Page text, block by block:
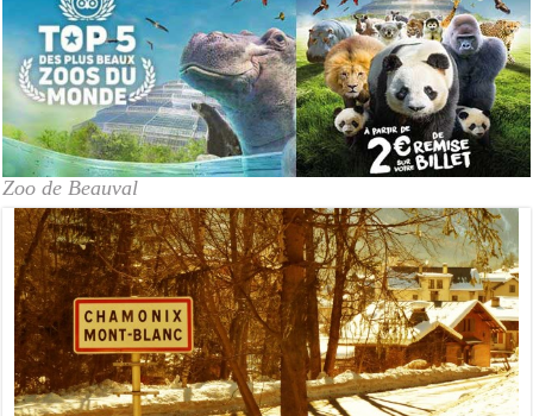
Zoo de Beauval